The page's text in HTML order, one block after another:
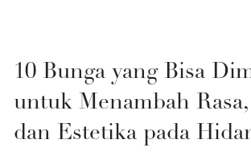
10 Bunga yang Bisa
untuk Menambah
dan Estetika pada